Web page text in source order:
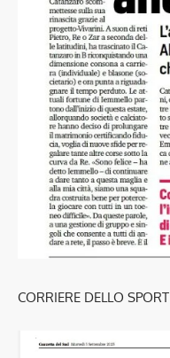
CORRIERE DELLO SPORT